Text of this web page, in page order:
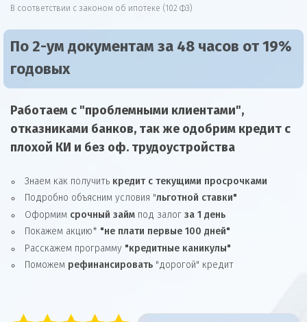
В соответствии с законом об ипотеке (102 ФЗ)
По 2-ум документам за 48 часов от 19%
годовых
Работаем с "проблемными клиентами",
отказниками банков, так же одобрим кредит с
плохой КИ и без оф. трудоустройства
Знаем как получить кредит с текущими просрочками
Подробно объясним условия "льготной ставки"
Оформим срочный займ под залог за 1 день
Покажем акцию* "не плати первые 100 дней"
Расскажем программу "кредитные каникулы"
Поможем рефинансировать "дорогой" кредит